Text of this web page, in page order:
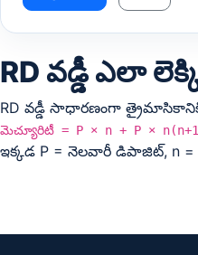
RD వడ్డీ ఎలా
RD వడ్డీ సాధారణంగా
మెచ్యూరిటీ = P × n + P ×
ఇక్కడ P = నెలవారీ డిపాజిట్, n =